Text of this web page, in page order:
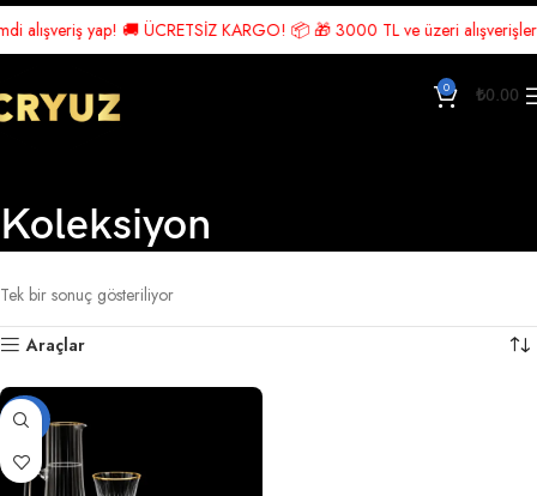
yap! 🚚 ÜCRETSİZ KARGO! 📦 🎁 3000 TL ve üzeri
0 ₺0.00
Koleksiyon
Tek bir sonuç gösteriliyor
Araçlar
-22%